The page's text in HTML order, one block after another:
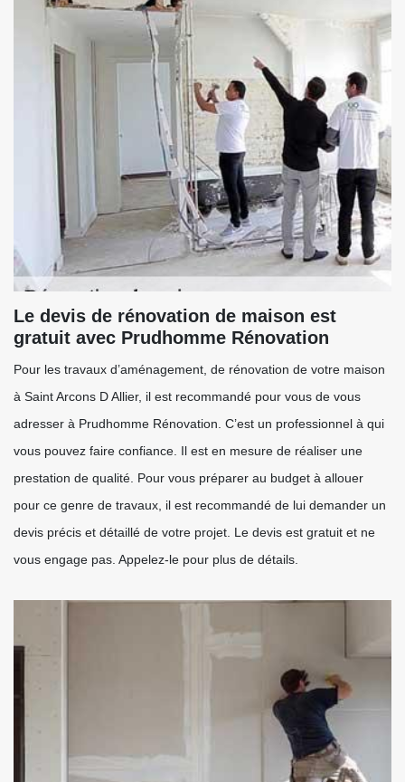
Le devis de rénovation de maison est
gratuit avec Prudhomme Rénovation
Pour les travaux d’aménagement, de rénovation de votre maison
à Saint Arcons D Allier, il est recommandé pour vous de vous
adresser à Prudhomme Rénovation. C’est un professionnel à qui
vous pouvez faire confiance. Il est en mesure de réaliser une
prestation de qualité. Pour vous préparer au budget à allouer
pour ce genre de travaux, il est recommandé de lui demander un
devis précis et détaillé de votre projet. Le devis est gratuit et ne
vous engage pas. Appelez-le pour plus de détails.